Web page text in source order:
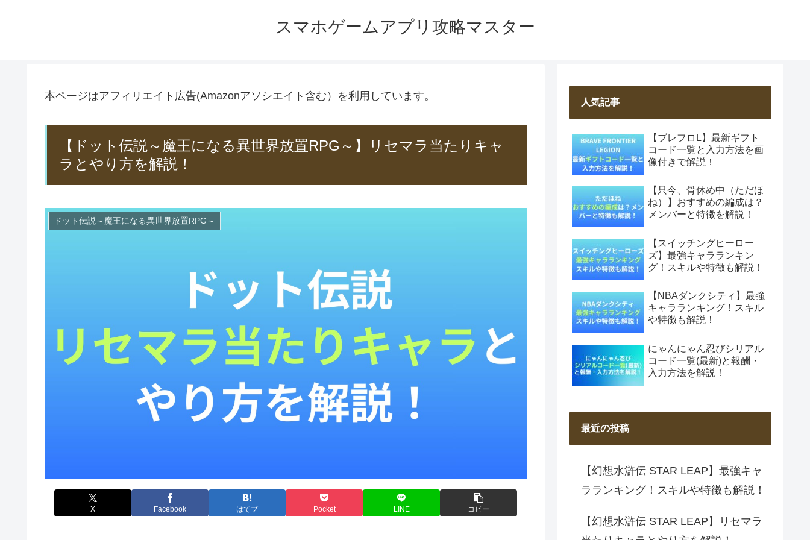
スマホゲームアプリ攻略マスター
本ページはアフィリエイト広告(Amazonアソシエイト含む）を利用しています。
【ドット伝説～魔王になる異世界放置RPG～】リセマラ当たりキャ
ラとやり方を解説！
ドット伝説～魔王になる異世界放置RPG～
X Facebook はてブ Pocket LINE コピー
人気記事
【ブレフロL】最新ギフト
コード一覧と入力方法を画
像付きで解説！
【只今、骨休め中（ただほ
ね）】おすすめの編成は？
メンバーと特徴を解説！
【スイッチングヒーロー
ズ】最強キャラランキン
グ！スキルや特徴も解説！
【NBAダンクシティ】最強
キャラランキング！スキル
や特徴も解説！
にゃんにゃん忍びシリアル
コード一覧(最新)と報酬・
入力方法を解説！
最近の投稿
【幻想水滸伝 STAR LEAP】最強キャ
ラランキング！スキルや特徴も解説！
【幻想水滸伝 STAR LEAP】リセマラ